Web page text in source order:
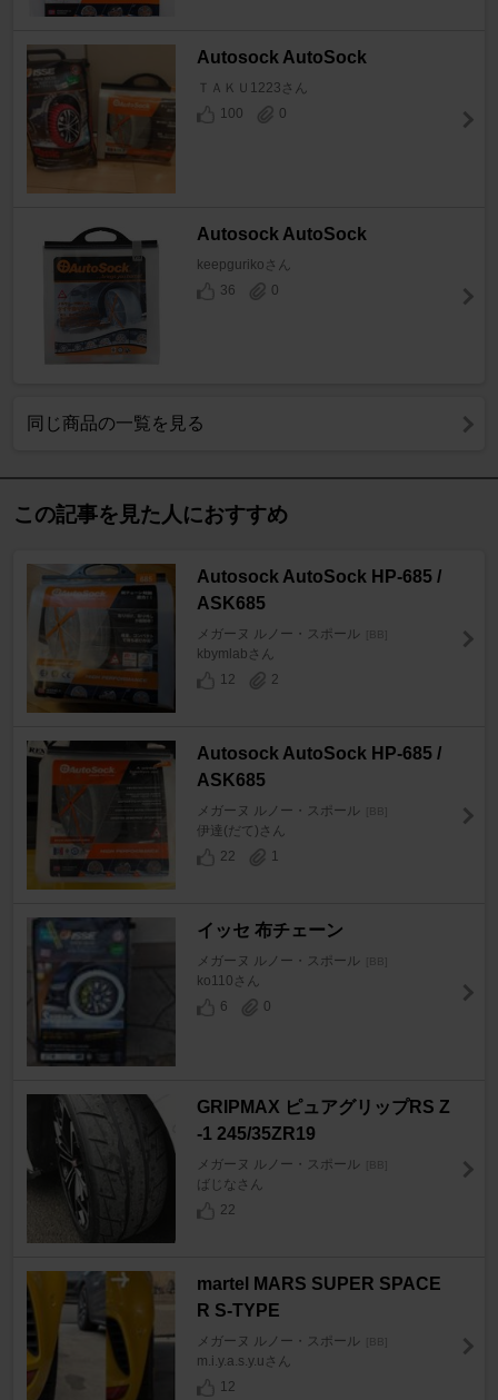
Autosock AutoSock
ＴＡＫＵ1223さん
100
0
Autosock AutoSock
keepgurikoさん
36
0
同じ商品の一覧を見る
この記事を見た人におすすめ
Autosock AutoSock HP-685 /
ASK685
メガーヌ ルノー・スポール
kbymlabさん
12
2
Autosock AutoSock HP-685 /
ASK685
メガーヌ ルノー・スポール
伊達(だて)さん
22
1
イッセ 布チェーン
メガーヌ ルノー・スポール
ko110さん
6
0
GRIPMAX ピュアグリップRS Z
-1 245/35ZR19
メガーヌ ルノー・スポール
ばじなさん
22
martel MARS SUPER SPACE
R S-TYPE
メガーヌ ルノー・スポール
m.i.y.a.s.y.uさん
12